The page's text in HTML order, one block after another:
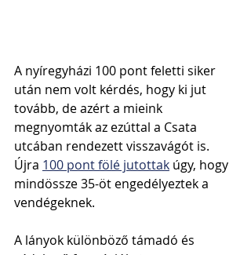
A nyíregyházi 100 pont feletti siker
után nem volt kérdés, hogy ki jut
tovább, de azért a mieink
megnyomták az ezúttal a Csata
utcában rendezett visszavágót is.
Újra 100 pont fölé jutottak úgy, hogy
mindössze 35-öt engedélyeztek a
vendégeknek.
A lányok különböző támadó és